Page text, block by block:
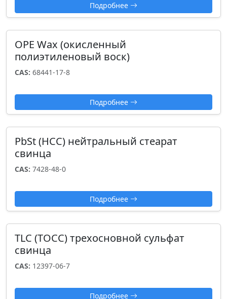
Подробнее
OPE Wax (окисленный
полиэтиленовый воск)
CAS: 68441-17-8
Подробнее
PbSt (НСС) нейтральный стеарат
свинца
CAS: 7428-48-0
Подробнее
TLC (ТОСС) трехосновной сульфат
свинца
CAS: 12397-06-7
Подробнее